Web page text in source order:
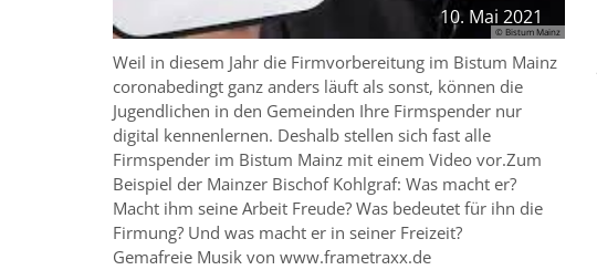
10. Mai 2021
© Bistum Mainz
Weil in diesem Jahr die Firmvorbereitung im Bistum Mainz
coronabedingt ganz anders läuft als sonst, können die
Jugendlichen in den Gemeinden Ihre Firmspender nur
digital kennenlernen. Deshalb stellen sich fast alle
Firmspender im Bistum Mainz mit einem Video vor.Zum
Beispiel der Mainzer Bischof Kohlgraf: Was macht er?
Macht ihm seine Arbeit Freude? Was bedeutet für ihn die
Firmung? Und was macht er in seiner Freizeit?
Gemafreie Musik von www.frametraxx.de